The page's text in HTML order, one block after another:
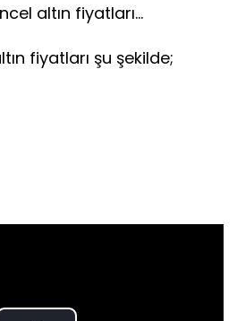
altın fiyatları...
fiyatları şu şekilde;